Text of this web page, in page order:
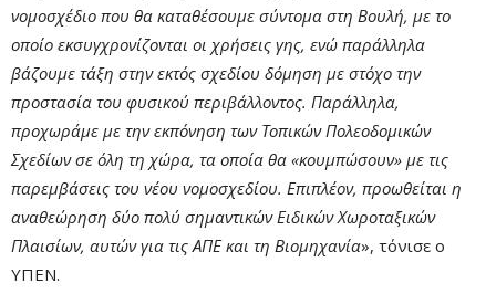
νομοσχέδιο που θα καταθέσουμε σύντομα στη Βουλή, με το
οποίο εκσυγχρονίζονται οι χρήσεις γης, ενώ παράλληλα
βάζουμε τάξη στην εκτός σχεδίου δόμηση με στόχο την
προστασία του φυσικού περιβάλλοντος. Παράλληλα,
προχωράμε με την εκπόνηση των Τοπικών Πολεοδομικών
Σχεδίων σε όλη τη χώρα, τα οποία θα «κουμπώσουν» με τις
παρεμβάσεις του νέου νομοσχεδίου. Επιπλέον, προωθείται η
αναθεώρηση δύο πολύ σημαντικών Ειδικών Χωροταξικών
Πλαισίων, αυτών για τις ΑΠΕ και τη Βιομηχανία», τόνισε ο
ΥΠΕΝ.